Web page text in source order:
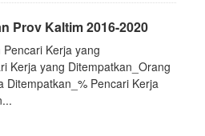
Prov Kaltim 2016-2020
Kerja yang
Kerja yang Ditempatkan_Orang
Ditempatkan_% Pencari Kerja